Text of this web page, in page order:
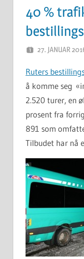
40 %
27. JANUAR
Ruters
å komme seg
2.520 turer, en
prosent fra
891 som
Tilbudet har nå